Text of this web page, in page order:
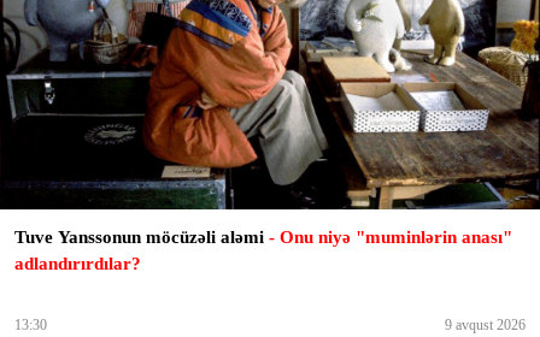
Tuve Yanssonun möcüzəli aləmi - Onu niyə "muminlərin anası"
adlandırırdılar?
13:30 9 avqust 2026